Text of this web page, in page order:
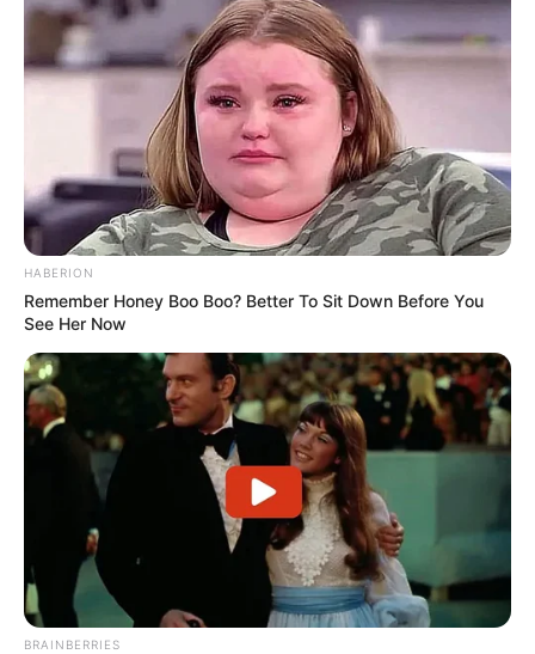
HABERION
Remember Honey Boo Boo? Better To Sit Down Before You
See Her Now
BRAINBERRIES